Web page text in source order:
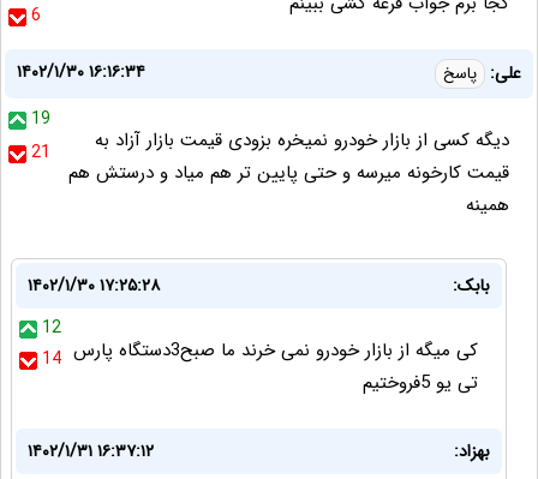
6
علی: پاسخ
۱۴۰۲/۱/۳۰ ۱۶:۱۶:۳۴
19
21
دیگه کسی از بازار خودرو نمیخره بزودی قیمت بازار آزاد به
قیمت کارخونه میرسه و حتی پایین تر هم میاد و درستش هم
همینه
بابک:
۱۴۰۲/۱/۳۰ ۱۷:۲۵:۲۸
12
14 کی میگه از بازار خودرو نمی خرند ما صبح3دستگاه پارس
تی یو 5فروختیم
بهزاد:
۱۴۰۲/۱/۳۱ ۱۶:۳۷:۱۲